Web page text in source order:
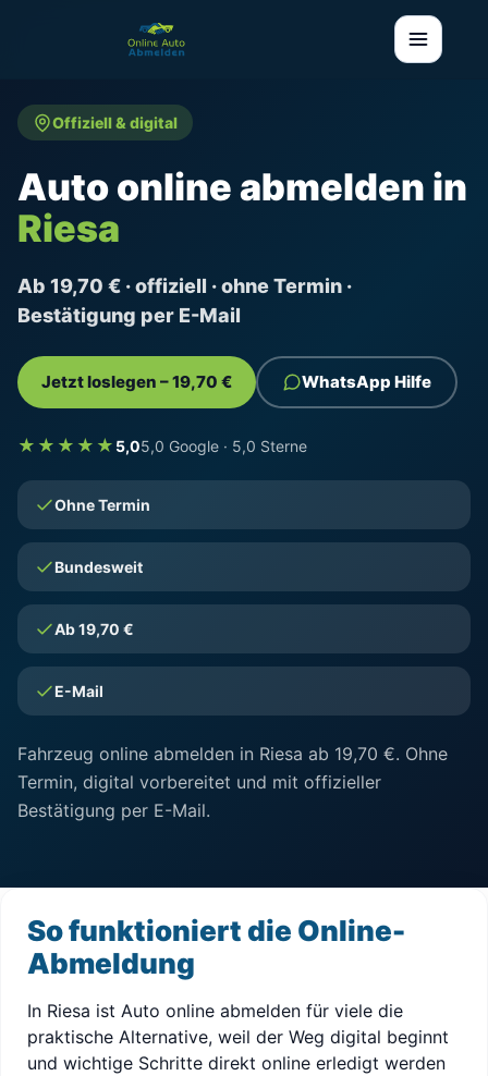
Offiziell & digital
Auto online abmelden in
Riesa
Ab 19,70 € · offiziell · ohne Termin ·
Bestätigung per E-Mail
Jetzt loslegen – 19,70 € WhatsApp Hilfe
★★★★★ 5,05,0 Google · 5,0 Sterne
Ohne Termin
Bundesweit
Ab 19,70 €
E-Mail
Fahrzeug online abmelden in Riesa ab 19,70 €. Ohne
Termin, digital vorbereitet und mit offizieller
Bestätigung per E-Mail.
So funktioniert die Online-
Abmeldung
In Riesa ist Auto online abmelden für viele die
praktische Alternative, weil der Weg digital beginnt
und wichtige Schritte direkt online erledigt werden